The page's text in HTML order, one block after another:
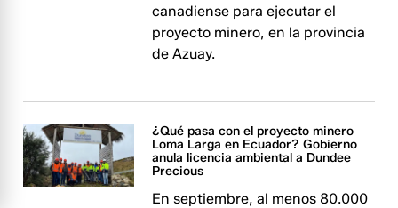
canadiense para ejecutar el
proyecto minero, en la provincia
de Azuay.
¿Qué pasa con el proyecto minero
Loma Larga en Ecuador? Gobierno
anula licencia ambiental a Dundee
Precious
En septiembre, al menos 80.000